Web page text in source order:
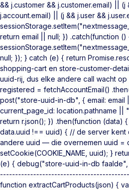
&& j.customer && j.customer.email) || (j
j.account.email) || (j && j.user &&
return email || null; }) .catch(function ()
null; }); } catch (e) { return
shopping-cart en store-customer-
uuid-rij, dus elke andere call wacht
registered = fetchAccountEmail()
post("store-uuid-in-db", { email: email
current_page_id: location.pathname
return r.json(); }) .then(function (data)
data.uuid !== uuid) { // de server kent
andere uuid — die overnemen uuid =
setCookie(COOKIE_NAME, uuid); }
(e) { debug("store-uuid-in-db
function extractCartProducts(json) {